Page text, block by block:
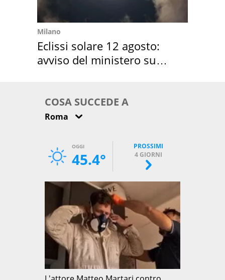
Milano
Eclissi solare 12 agosto:
avviso del ministero su